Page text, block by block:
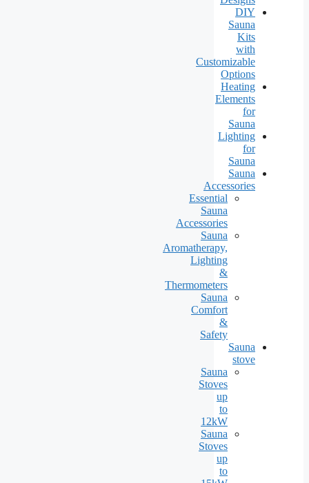
DIY
Sauna
Kits
with
Customizable
Options
Heating
Elements
for
Sauna
Lighting
for
Sauna
Sauna
Accessories
Essential
Sauna
Accessories
Sauna
Aromatherapy,
Lighting
&
Thermometers
Sauna
Comfort
&
Safety
Sauna
stove
Sauna
Stoves
up
to
12kW
Sauna
Stoves
up
to